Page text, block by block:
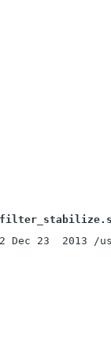
Dec 23  2013